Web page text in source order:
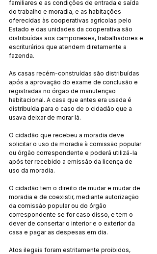
familiares e as condições de entrada e saída
do trabalho e moradia, e as habitações
oferecidas às cooperativas agrícolas pelo
Estado e das unidades da cooperativa são
distribuídas aos camponeses, trabalhadores e
escriturários que atendem diretamente a
fazenda.
As casas recém-construídas são distribuídas
após a aprovação do exame de conclusão e
registradas no órgão de manutenção
habitacional. A casa que antes era usada é
distribuída para o caso de o cidadão que a
usava deixar de morar lá.
O cidadão que recebeu a moradia deve
solicitar o uso da moradia à comissão popular
ou órgão correspondente e poderá utilizá-la
após ter recebido a emissão da licença de
uso da moradia.
O cidadão tem o direito de mudar e mudar de
moradia e de coexistir, mediante autorização
da comissão popular ou do órgão
correspondente se for caso disso, e tem o
dever de consertar o interior e o exterior da
casa e pagar as despesas em dia.
Atos ilegais foram estritamente proibidos,